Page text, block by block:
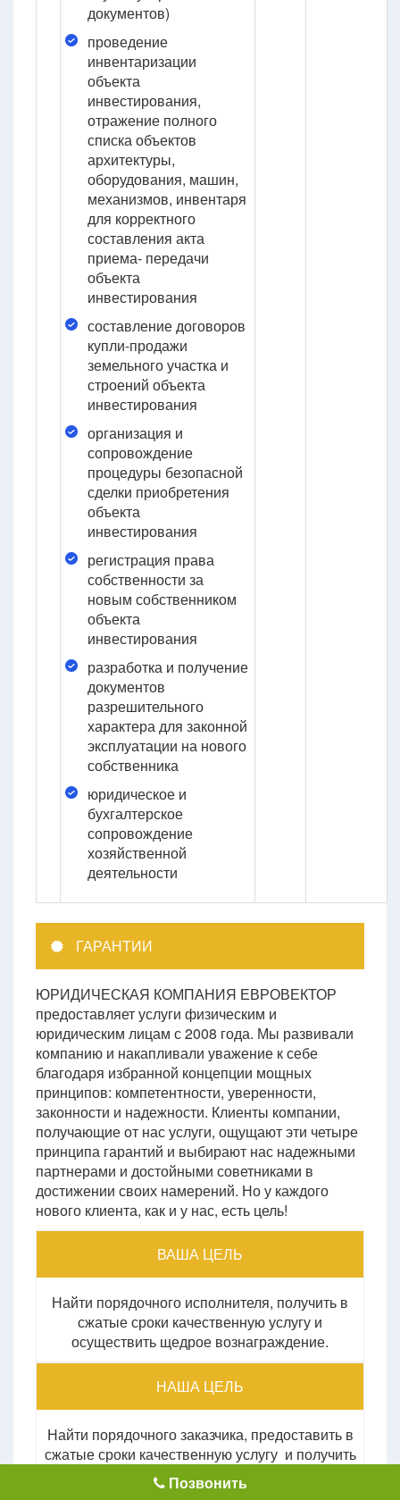
документов)
проведение
инвентаризации
объекта
инвестирования,
отражение полного
списка объектов
архитектуры,
оборудования, машин,
механизмов, инвентаря
для корректного
составления акта
приема- передачи
объекта
инвестирования
составление договоров
купли-продажи
земельного участка и
строений объекта
инвестирования
организация и
сопровождение
процедуры безопасной
сделки приобретения
объекта
инвестирования
регистрация права
собственности за
новым собственником
объекта
инвестирования
разработка и получение
документов
разрешительного
характера для законной
эксплуатации на нового
собственника
юридическое и
бухгалтерское
сопровождение
хозяйственной
деятельности
ГАРАНТИИ
ЮРИДИЧЕСКАЯ КОМПАНИЯ ЕВРОВЕКТОР
предоставляет услуги физическим и
юридическим лицам с 2008 года. Мы развивали
компанию и накапливали уважение к себе
благодаря избранной концепции мощных
принципов: компетентности, уверенности,
законности и надежности. Клиенты компании,
получающие от нас услуги, ощущают эти четыре
принципа гарантий и выбирают нас надежными
партнерами и достойными советниками в
достижении своих намерений. Но у каждого
нового клиента, как и у нас, есть цель!
ВАША ЦЕЛЬ
Найти порядочного исполнителя, получить в
сжатые сроки качественную услугу и
осуществить щедрое вознаграждение.
НАША ЦЕЛЬ
Найти порядочного заказчика, предоставить в
сжатые сроки качественную услугу и получить
достойное вознаграждение.
Позвонить